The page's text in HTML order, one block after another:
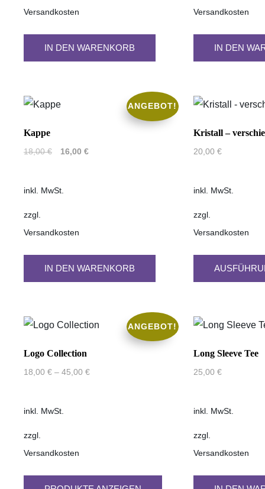
Versandkosten
IN DEN WARENKORB
Versandkosten
IN DEN
ANGEBOT!
Kappe
18,00€
Ursprünglicher
war:
16,00 €Aktueller
inkl. MwSt.
zzgl.
Versandkosten
IN DEN WARENKORB
Kristall –
20,00 €
inkl. MwSt.
zzgl.
Versandkosten
ANGEBOT!
Logo Collection
18,00 € – 45,00 €
inkl. MwSt.
zzgl.
Versandkosten
Long Sleeve Tee
25,00 €
inkl. MwSt.
zzgl.
Versandkosten